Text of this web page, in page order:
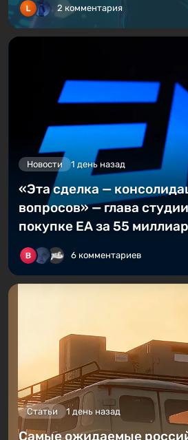
2 комментария
Новости 1 день назад
«Эта сделка —
вопросов» — глава
покупке EA за 55
6 комментариев
Статьи 1 день назад
Самые ожидаемые